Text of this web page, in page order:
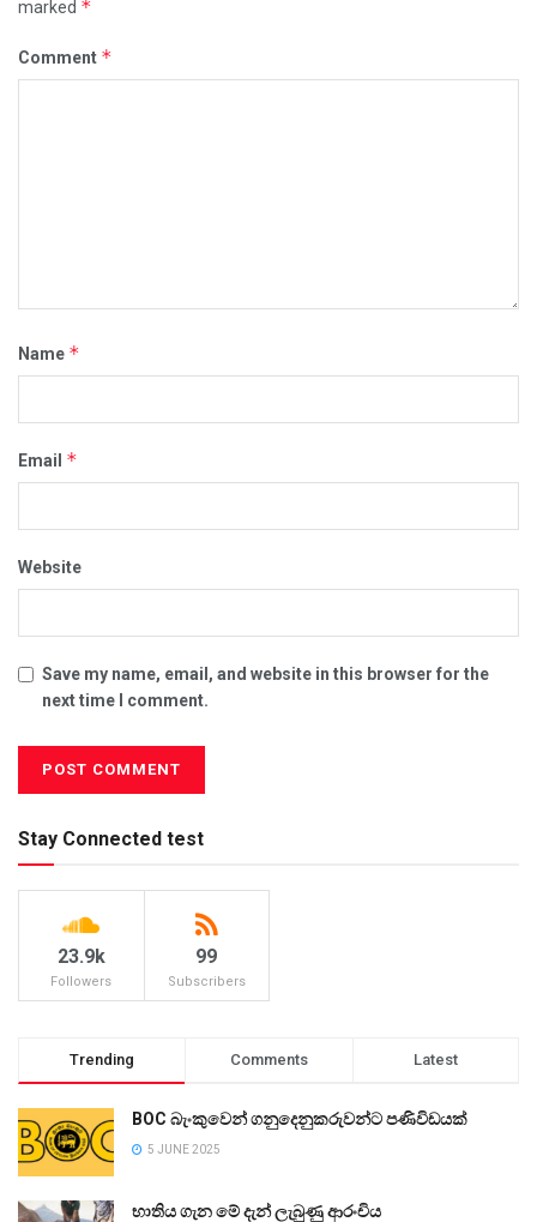
marked *
Comment *
Name *
Email *
Website
Save my name, email, and website in this browser for the
next time I comment.
Stay Connected test
23.9k
Followers
99
Subscribers
Trending Comments Latest
BOC බැංකුවෙන් ගනුදෙනුකරුවන්ට පණිවිඩයක්
5 JUNE 2025
භාතිය ගැන මේ දැන් ලැබුණු ආරංචිය